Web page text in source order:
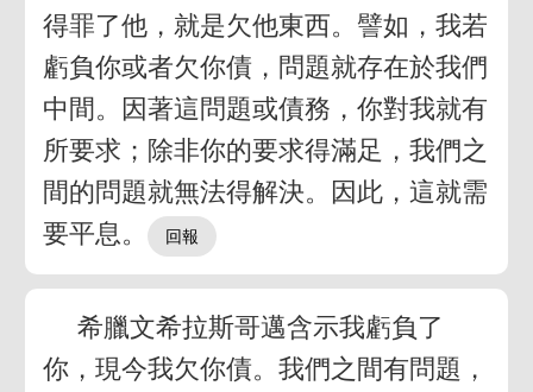
得罪了他，就是欠他東西。譬如，我若
虧負你或者欠你債，問題就存在於我們
中間。因著這問題或債務，你對我就有
所要求；除非你的要求得滿足，我們之
間的問題就無法得解決。因此，這就需
要平息。
希臘文希拉斯哥邁含示我虧負了
你，現今我欠你債。我們之間有問題，